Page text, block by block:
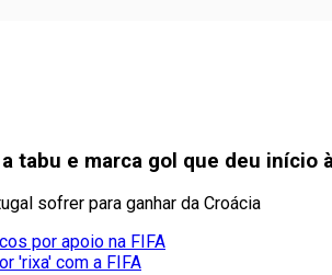
tabu e marca gol que deu início
sofrer para ganhar da Croácia
por apoio na FIFA
'rixa' com a FIFA